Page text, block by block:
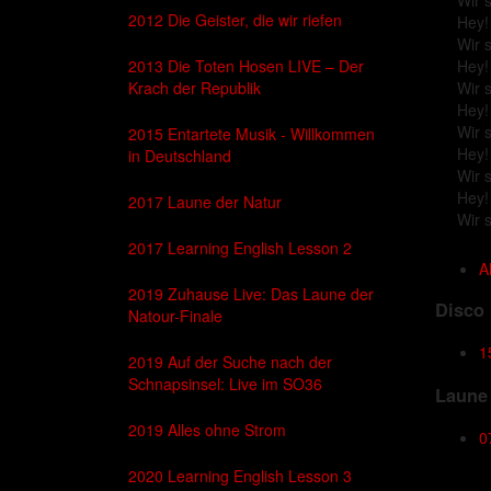
Wir
Wir
Wir
Wir
Wir
Disco
2012 Die Geister, die wir riefen
2013 Die Toten Hosen LIVE – Der
Krach der Republik
2015 Entartete Musik - Willkommen
in Deutschland
2017 Laune der Natur
2017 Learning English Lesson 2
2019 Zuhause Live: Das Laune der
Natour-Finale
2019 Auf der Suche nach der
Schnapsinsel: Live im SO36
2019 Alles ohne Strom
2020 Learning English Lesson 3